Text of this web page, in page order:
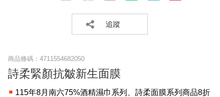
追蹤
商品條碼： 4711554682050
詩柔緊顏抗皺新生面膜
115年8月南六75%酒精濕巾系列、詩柔面膜系列商品8折